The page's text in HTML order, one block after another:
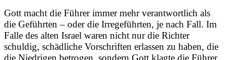
Gott macht die Führer immer mehr verantwortlich als
die Geführten – oder die Irregeführten, je nach Fall. Im
Falle des alten Israel waren nicht nur die Richter
schuldig, schädliche Vorschriften erlassen zu haben, die
die Niedrigen betrogen, sondern Gott klagte die Führer